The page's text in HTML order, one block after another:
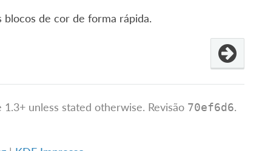
de cor de forma rápida.
unless stated otherwise. Revisão 70ef6d6.